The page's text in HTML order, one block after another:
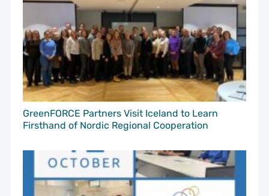
GreenFORCE Partners Visit Iceland to Learn
Firsthand of Nordic Regional Cooperation